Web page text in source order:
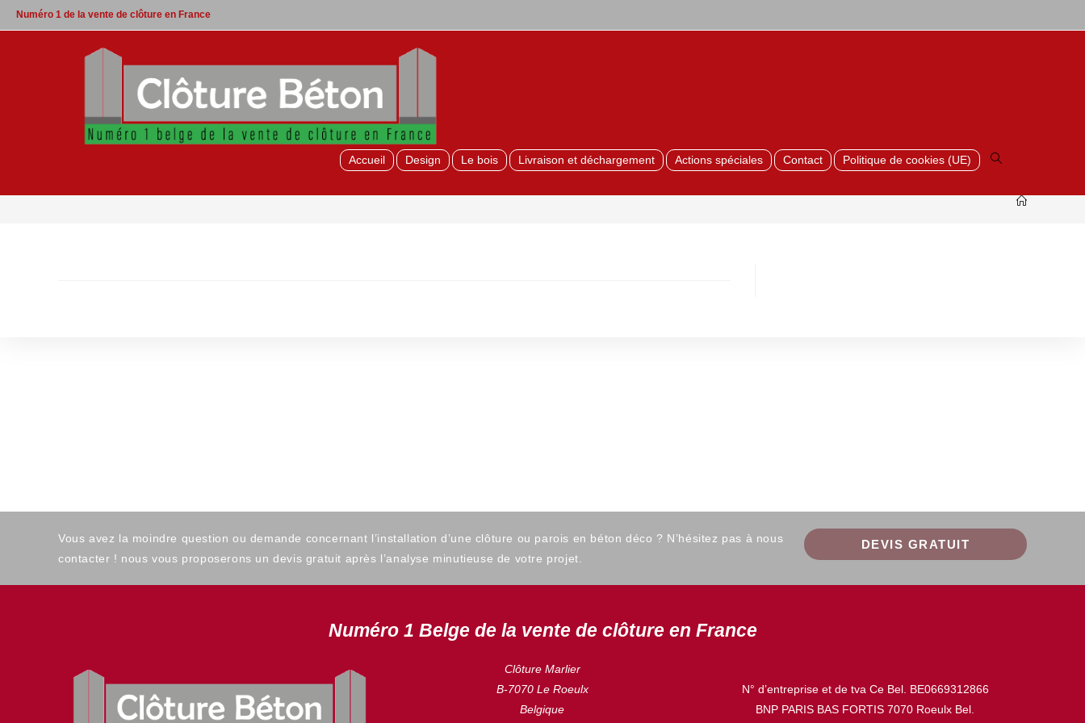
Skip
to
Numéro 1 de la vente de clôture en France
Accueil Design Le bois Livraison et déchargement Actions spéciales Contact Politique de cookies (UE)
Toggle
website
search
Vous avez la moindre question ou demande concernant l’installation d’une clôture ou parois en béton déco ? N’hésitez pas à nous
contacter ! nous vous proposerons un devis gratuit après l’analyse minutieuse de votre projet.
DEVIS GRATUIT
Numéro 1 Belge de la vente de clôture en France
Clôture Marlier
B-7070 Le Roeulx
Belgique
N° d’entreprise et de tva Ce Bel. BE0669312866
BNP PARIS BAS FORTIS 7070 Roeulx Bel.